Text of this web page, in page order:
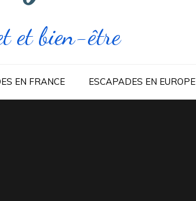
et bien-être
EN FRANCE ESCAPADES EN EUROPE